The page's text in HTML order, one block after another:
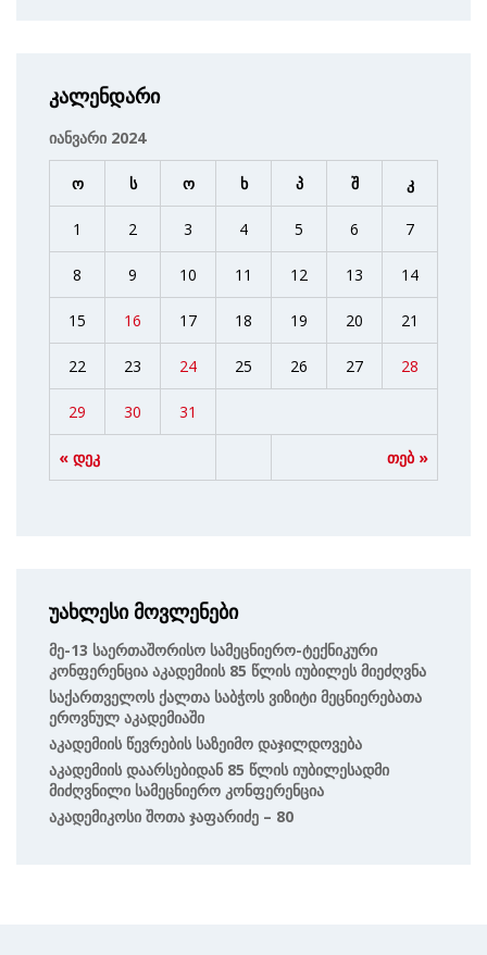
კალენდარი
იანვარი 2024
ო ს ო ხ პ შ კ
« დეკ თებ »
1 2 3 4 5 6 7
8 9 10 11 12 13 14
15 16 17 18 19 20 21
22 23 24 25 26 27 28
29 30 31
უახლესი მოვლენები
Მე-13 Საერთაშორისო Სამეცნიერო-Ტექნიკური
Კონფერენცია Აკადემიის 85 Წლის Იუბილეს Მიეძღვნა
Საქართველოს Ქალთა Საბჭოს Ვიზიტი Მეცნიერებათა
Ეროვნულ Აკადემიაში
Აკადემიის Წევრების Საზეიმო Დაჯილდოვება
Აკადემიის Დაარსებიდან 85 Წლის Იუბილესადმი
Მიძღვნილი Სამეცნიერო Კონფერენცია
Აკადემიკოსი Შოთა Ჯაფარიძე – 80